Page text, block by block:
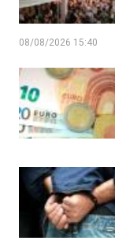
08/08/2026 15:40